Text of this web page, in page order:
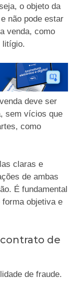
o objeto da
não pode estar
venda, como
litígio.
deve ser
sem vícios que
como
claras e
de ambas
É fundamental
objetiva e
de
de fraude.